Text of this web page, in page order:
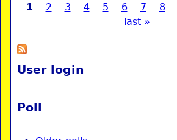
1 2 3 4 5 6 7 8
last »
User login
Poll